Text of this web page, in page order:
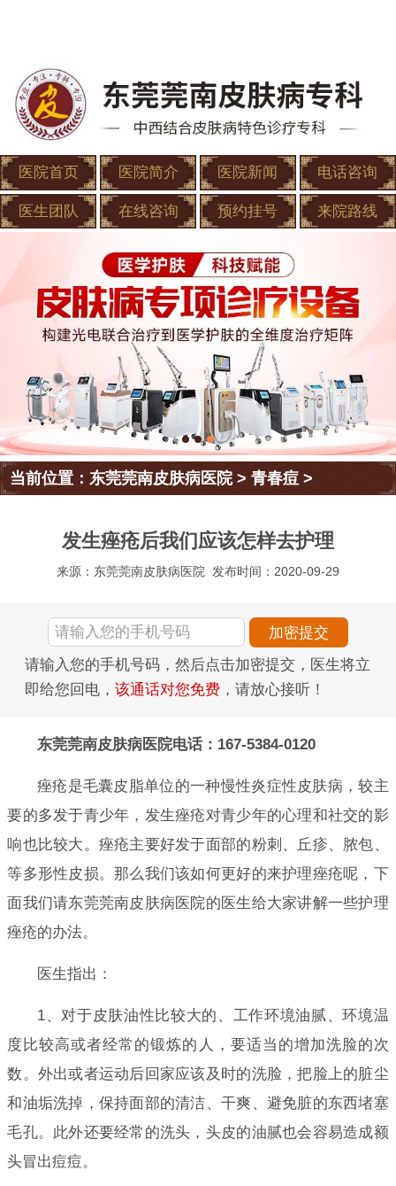
医院首页 医院简介 医院新闻 电话咨询
医生团队 在线咨询 预约挂号 来院路线
当前位置：东莞莞南皮肤病医院>青春痘 >
发生痤疮后我们应该怎样去护理
来源：东莞莞南皮肤病医院 发布时间：2020-09-29
请输入您的手机号码，然后点击加密提交，医生将立
即给您回电， 该通话对您免费 ，请放心接听！
东莞莞南皮肤病医院电话：167-5384-0120
痤疮是毛囊皮脂单位的一种慢性炎症性皮肤病，较主
要的多发于青少年，发生痤疮对青少年的心理和社交的影
响也比较大。痤疮主要好发于面部的粉刺、丘疹、脓包、
等多形性皮损。那么我们该如何更好的来护理痤疮呢，下
面我们请东莞莞南皮肤病医院的医生给大家讲解一些护理
痤疮的办法。
医生指出：
1、对于皮肤油性比较大的、工作环境油腻、环境温
度比较高或者经常的锻炼的人，要适当的增加洗脸的次
数。外出或者运动后回家应该及时的洗脸，把脸上的脏尘
和油垢洗掉，保持面部的清洁、干爽、避免脏的东西堵塞
毛孔。此外还要经常的洗头，头皮的油腻也会容易造成额
头冒出痘痘。